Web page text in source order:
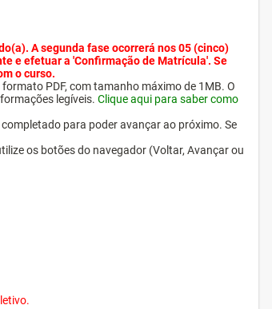
A segunda fase ocorrerá nos 05 (cinco)
e efetuar a 'Confirmação de Matrícula'. Se
o curso.
PDF, com tamanho máximo de 1MB. O
legíveis. Clique aqui para saber como
para poder avançar ao próximo. Se
os botões do navegador (Voltar, Avançar ou